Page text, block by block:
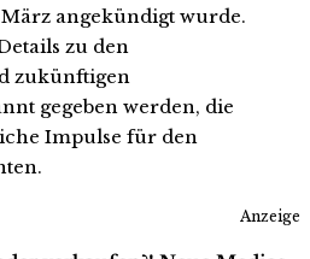
angekündigt wurde.
zu den
zukünftigen
gegeben werden, die
Impulse für den
Anzeige